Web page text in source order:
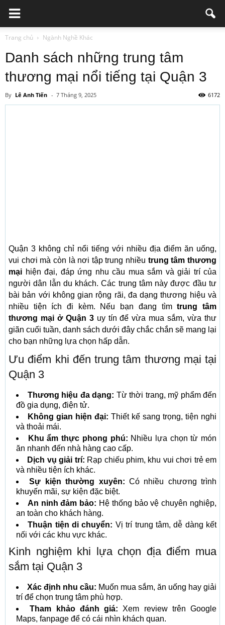
Trang chủ Ngành Nghề Khác
Danh sách những trung tâm
thương mại nổi tiếng tại Quận 3
By Lê Anh Tiến - 7 Tháng 9, 2025 6172
Quận 3 không chỉ nổi tiếng với nhiều địa điểm ăn uống,
vui chơi mà còn là nơi tập trung nhiều trung tâm thương
mại hiện đại, đáp ứng nhu cầu mua sắm và giải trí của
người dân lẫn du khách. Các trung tâm này được đầu tư
bài bản với không gian rộng rãi, đa dạng thương hiệu và
nhiều tiện ích đi kèm. Nếu bạn đang tìmtrung tâm
thương mại ở Quận 3uy tín để vừa mua sắm, vừa thư
giãn cuối tuần, danh sách dưới đây chắc chắn sẽ mang lại
cho bạn những lựa chọn hấp dẫn.
Ưu điểm khi đến trung tâm thương mại tại
Quận 3
Thương hiệu đa dạng: Từ thời trang, mỹ phẩm đến
đồ gia dụng, điện tử.
Không gian hiện đại: Thiết kế sang trọng, tiện nghi
và thoải mái.
Khu ẩm thực phong phú: Nhiều lựa chọn từ món
ăn nhanh đến nhà hàng cao cấp.
Dịch vụ giải trí: Rạp chiếu phim, khu vui chơi trẻ em
và nhiều tiện ích khác.
Sự kiện thường xuyên: Có nhiều chương trình
khuyến mãi, sự kiện đặc biệt.
An ninh đảm bảo: Hệ thống bảo vệ chuyên nghiệp,
an toàn cho khách hàng.
Thuận tiện di chuyển: Vị trí trung tâm, dễ dàng kết
nối với các khu vực khác.
Kinh nghiệm khi lựa chọn địa điểm mua
sắm tại Quận 3
Xác định nhu cầu: Muốn mua sắm, ăn uống hay giải
trí để chọn trung tâm phù hợp.
Tham khảo đánh giá: Xem review trên Google
Maps, fanpage để có cái nhìn khách quan.